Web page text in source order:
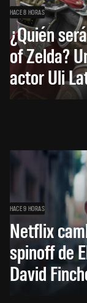
HACE 8 HORAS
¿Quién
of Zelda?
actor Uli
HACE 9 HORAS
Netflix
spinoff de
David